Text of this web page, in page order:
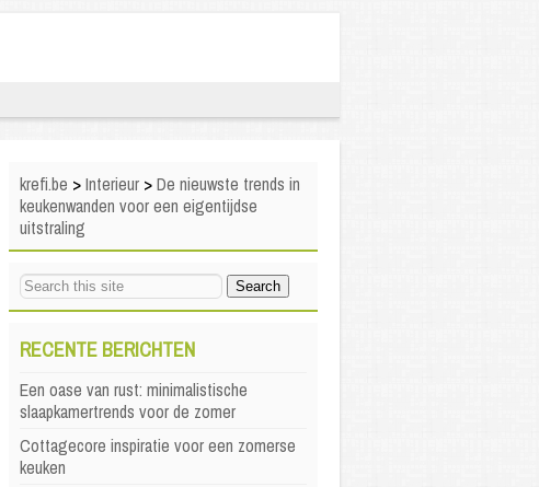
krefi.be >Interieur>De nieuwste trends in
keukenwanden voor een eigentijdse
uitstraling
RECENTE BERICHTEN
Een oase van rust: minimalistische
slaapkamertrends voor de zomer
Cottagecore inspiratie voor een zomerse
keuken